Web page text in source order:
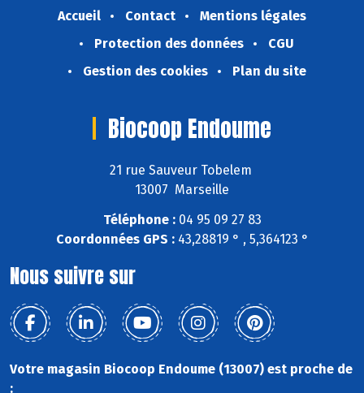
Accueil Contact
Mentions légales
Protection des données
CGU
Gestion des cookies
Plan du site
Biocoop Endoume
21 rue Sauveur Tobelem
13007 Marseille
Téléphone :04 95 09 27 83
Coordonnées GPS :43,28819 ° , 5,364123 °
Nous suivre sur
Votre magasin Biocoop Endoume (13007) est proche de
: